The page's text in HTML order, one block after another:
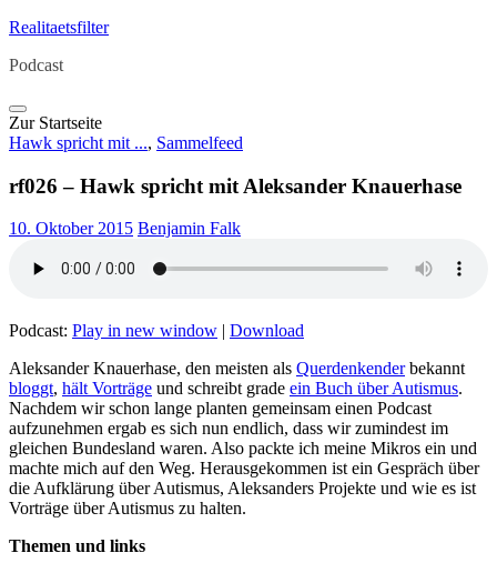
Skip
content
Realitaetsfilter
Podcast
Zur Startseite
Hawk spricht mit ..., Sammelfeed
rf026 – Hawk spricht mit Aleksander Knauerhase
10. Oktober 2015 Benjamin Falk
Podcast: Play in new window | Download
Aleksander Knauerhase, den meisten als Querdenkenderbekannt
bloggt, hält Vorträge und schreibt grade ein Buch über Autismus.
Nachdem wir schon lange planten gemeinsam einen Podcast
aufzunehmen ergab es sich nun endlich, dass wir zumindest im
gleichen Bundesland waren. Also packte ich meine Mikros ein und
machte mich auf den Weg. Herausgekommen ist ein Gespräch über
die Aufklärung über Autismus, Aleksanders Projekte und wie es ist
Vorträge über Autismus zu halten.
Themen und links